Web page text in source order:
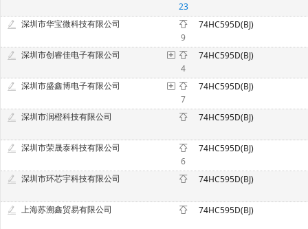
23
深圳市华宝微科技有限公司
9
74HC595D(BJ)
深圳市创睿佳电子有限公司
4
74HC595D(BJ)
深圳市盛鑫博电子有限公司
7
74HC595D(BJ)
深圳市润橙科技有限公司 74HC595D(BJ)
深圳市荣晟泰科技有限公司
6
74HC595D(BJ)
深圳市环芯宇科技有限公司 74HC595D(BJ)
上海苏溯鑫贸易有限公司 74HC595D(BJ)